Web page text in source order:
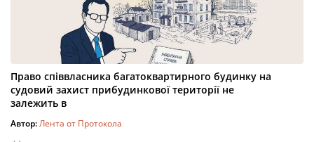
Право співвласника багатоквартирного будинку на
судовий захист прибудинкової території не
залежить в
Автор:Лента от Протокола